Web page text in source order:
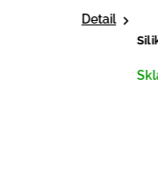
Silikonová impregnace